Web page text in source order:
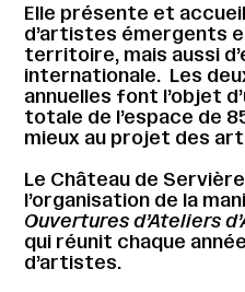
Elle présente et
d’artistes émergents
territoire, mais aussi
internationale. Les
annuelles font l’objet
totale de l’espace de
mieux au projet des
Le Château de
l’organisation de la
Ouvertures d’Ateliers
qui réunit chaque
d’artistes.